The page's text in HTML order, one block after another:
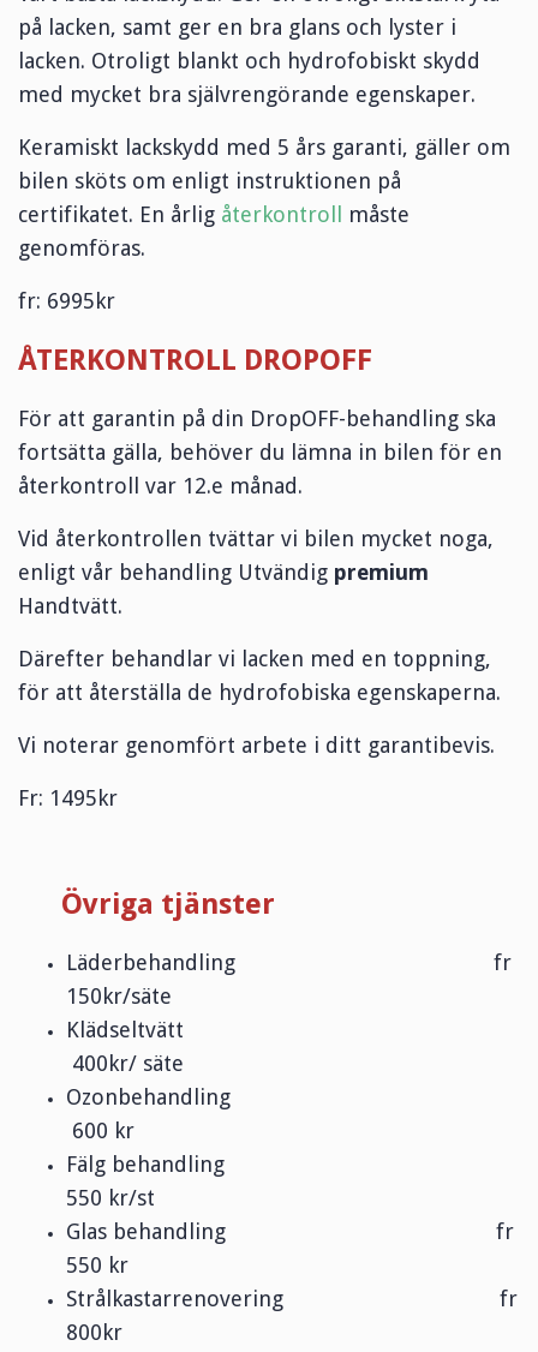
på lacken, samt ger en bra glans och lyster i
lacken. Otroligt blankt och hydrofobiskt skydd
med mycket bra självrengörande egenskaper.
Keramiskt lackskydd med 5 års garanti, gäller om
bilen sköts om enligt instruktionen på
certifikatet. En årlig återkontroll
måste
genomföras.
fr: 6995kr
ÅTERKONTROLL DROPOFF
För att garantin på din DropOFF-behandling ska
fortsätta gälla, behöver du lämna in bilen för en
återkontroll var 12.e månad.
Vid återkontrollen tvättar vi bilen mycket noga,
enligt vår behandling Utvändig premium
Handtvätt.
Därefter behandlar vi lacken med en toppning,
för att återställa de hydrofobiska egenskaperna.
Vi noterar genomfört arbete i ditt garantibevis.
Fr: 1495kr
Övriga tjänster
Läderbehandling fr
150kr/säte
Klädseltvätt
400kr/ säte
Ozonbehandling
600 kr
Fälg behandling
550 kr/st
Glas behandling fr
550 kr
Strålkastarrenovering fr
800kr